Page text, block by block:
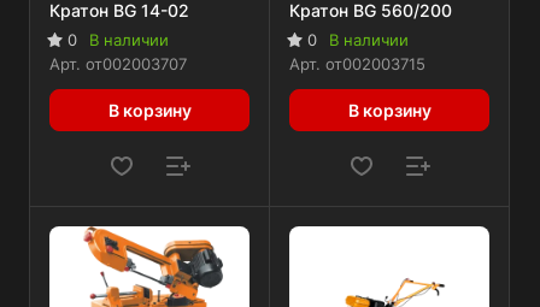
Кратон BG 14-02
0
В наличии
Арт. от002003707
В корзину
Кратон BG 560/200
0
В наличии
Арт. от002003715
В корзину